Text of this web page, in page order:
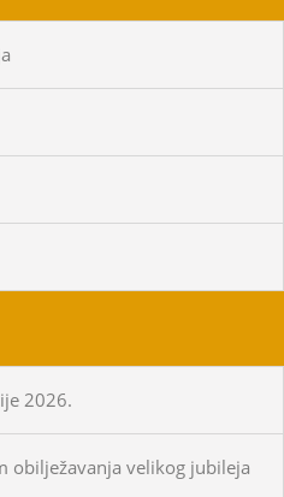
2026.
obilježavanja velikog jubileja